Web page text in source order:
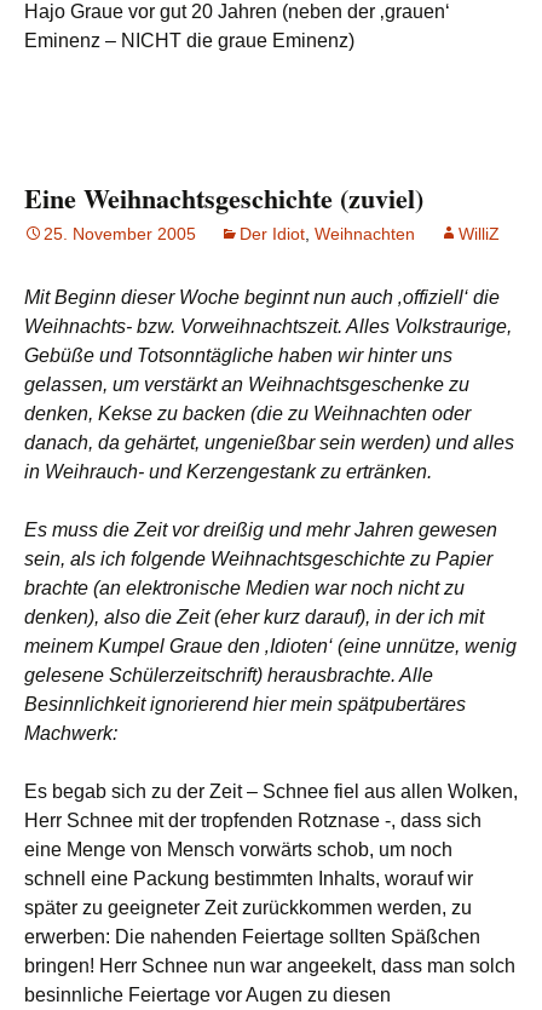
Hajo Graue vor gut 20 Jahren (neben der ‚grauen‘
Eminenz – NICHT die graue Eminenz)
Eine Weihnachtsgeschichte (zuviel)
25. November 2005 Der Idiot Weihnachten WilliZ
Mit Beginn dieser Woche beginnt nun auch ‚offiziell‘ die
Weihnachts- bzw. Vorweihnachtszeit. Alles Volkstraurige,
Gebüße und Totsonntägliche haben wir hinter uns
gelassen, um verstärkt an Weihnachtsgeschenke zu
denken, Kekse zu backen (die zu Weihnachten oder
danach, da gehärtet, ungenießbar sein werden) und alles
in Weihrauch- und Kerzengestank zu ertränken.
Es muss die Zeit vor dreißig und mehr Jahren gewesen
sein, als ich folgende Weihnachtsgeschichte zu Papier
brachte (an elektronische Medien war noch nicht zu
denken), also die Zeit (eher kurz darauf), in der ich mit
meinem Kumpel Graue den ‚Idioten‘ (eine unnütze, wenig
gelesene Schülerzeitschrift) herausbrachte. Alle
Besinnlichkeit ignorierend hier mein spätpubertäres
Machwerk:
Es begab sich zu der Zeit – Schnee fiel aus allen Wolken,
Herr Schnee mit der tropfenden Rotznase -, dass sich
eine Menge von Mensch vorwärts schob, um noch
schnell eine Packung bestimmten Inhalts, worauf wir
später zu geeigneter Zeit zurückkommen werden, zu
erwerben: Die nahenden Feiertage sollten Späßchen
bringen! Herr Schnee nun war angeekelt, dass man solch
besinnliche Feiertage vor Augen zu diesen